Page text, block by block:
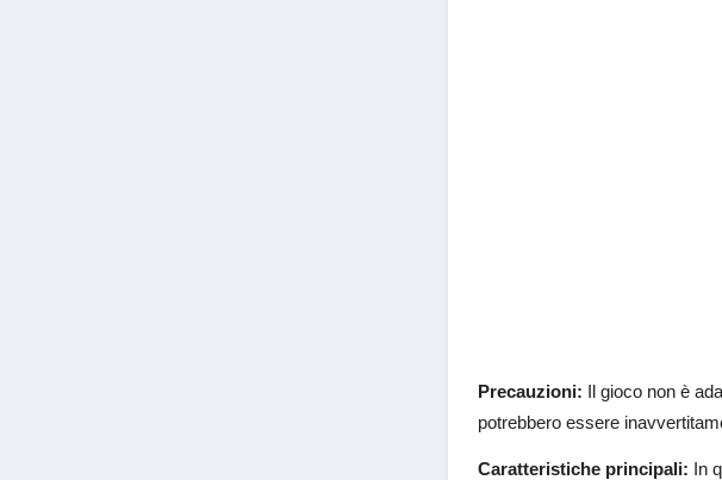
Precauzioni: Il gioco non è
potrebbero essere
Caratteristiche principali: In